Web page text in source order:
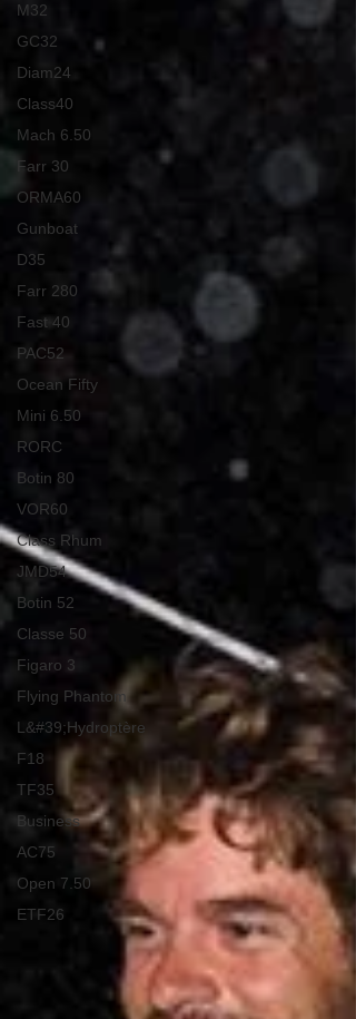
M32
GC32
Diam24
Class40
Mach 6.50
Farr 30
ORMA60
Gunboat
D35
Farr 280
Fast 40
PAC52
Ocean Fifty
Mini 6.50
RORC
Botin 80
VOR60
Class Rhum
JMD54
Botin 52
Classe 50
Figaro 3
Flying Phantom
L&#39;Hydroptère
F18
TF35
Business
AC75
Open 7.50
ETF26